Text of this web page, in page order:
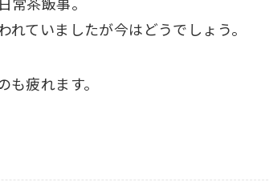
ていましたが今はどうでしょう。
疲れます。